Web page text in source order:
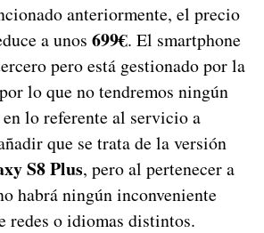
anteriormente, el precio
a unos 699€. El smartphone
pero está gestionado por la
lo que no tendremos ningún
lo referente al servicio a
que se trata de la versión
S8 Plus, pero al pertenecer a
habrá ningún inconveniente
redes o idiomas distintos.